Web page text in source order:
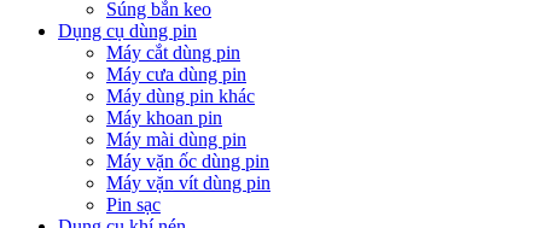
Súng bắn keo
Dụng cụ dùng pin
Máy cắt dùng pin
Máy cưa dùng pin
Máy dùng pin khác
Máy khoan pin
Máy mài dùng pin
Máy vặn ốc dùng pin
Máy vặn vít dùng pin
Pin sạc